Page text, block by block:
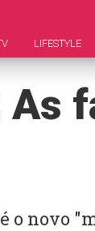
LIFESTYLE
As
o novo